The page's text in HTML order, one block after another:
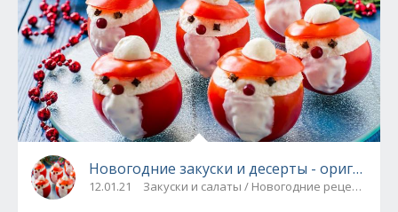
Новогодние закуски и десерты -
12.01.21 Закуски и салаты / Новогодние рецепты